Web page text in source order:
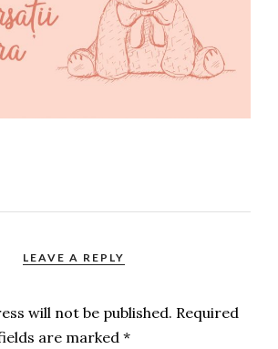
LEAVE A REPLY
will not be published. Required
are marked*